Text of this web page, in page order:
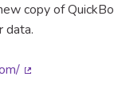
copy of
data.